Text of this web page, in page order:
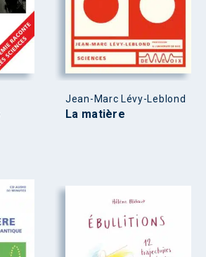
Jean-Marc Lévy-Leblond
La matière